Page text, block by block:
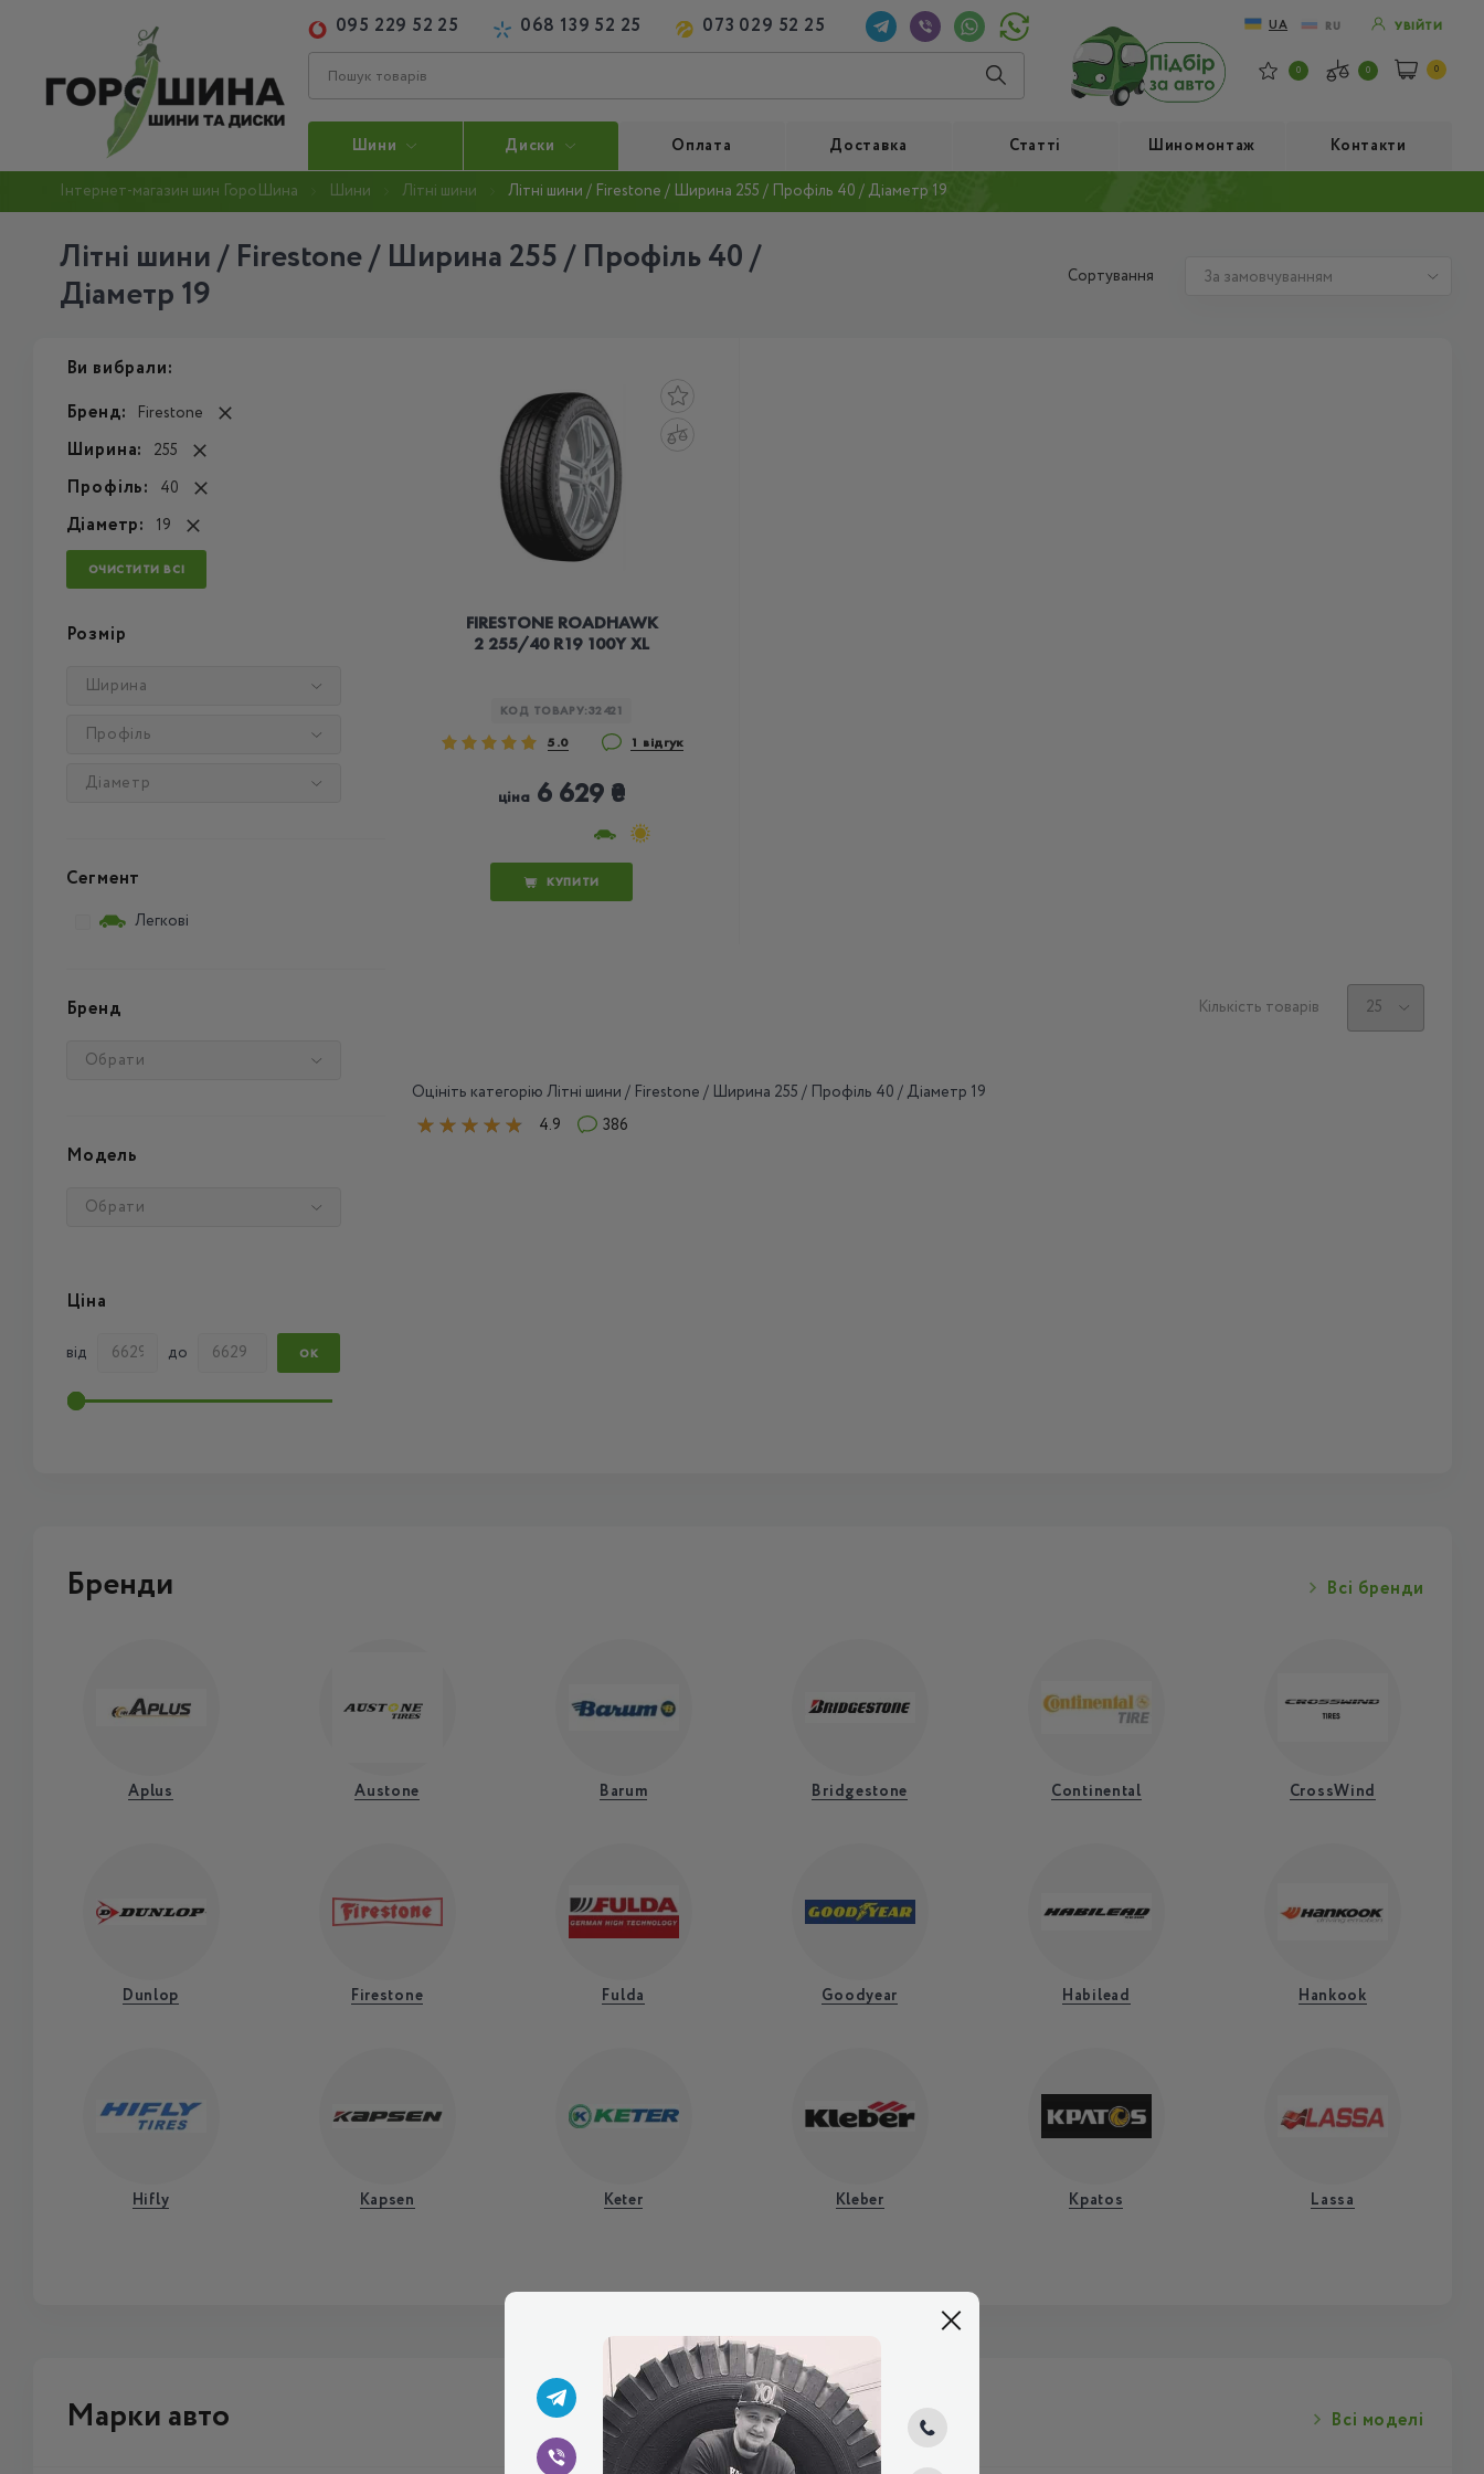
095 229 52 25 068 139 52 25 073 029 52 25 UA RU УВІЙТИ
0 0 0
Шини Диски Оплата Доставка Статті Шиномонтаж Контакти
Інтернет-магазин шин ГороШина Шини Літні шини Літні шини / Firestone / Ширина 255 / Профіль 40 / Діаметр 19
Літні шини / Firestone / Ширина 255 / Профіль 40 /
Діаметр 19
Сортування
Ви вибрали:
Бренд:
Firestone
Ширина: 255
Профіль: 40
Діаметр: 19
ОЧИСТИТИ ВСІ
Розмір
Ширина
Профіль
Діаметр
Сегмент
Легкові
Бренд
Обрати
Модель
Обрати
Ціна
від до ОК
FIRESTONE ROADHAWK
2 255/40 R19 100Y XL
КОД ТОВАРУ:32421
5.0 1 відгук
ціна 6 629 ₴
КУПИТИ
Кількість товарів
Оцініть категорію Літні шини / Firestone / Ширина 255 / Профіль 40 / Діаметр 19
4.9
386
Бренди Всі бренди
Aplus Austone Barum Bridgestone Continental CrossWind
Dunlop Firestone Fulda Goodyear Habilead Hankook
Hifly Kapsen Keter Kleber Kpatos Lassa
Марки авто Всі моделі